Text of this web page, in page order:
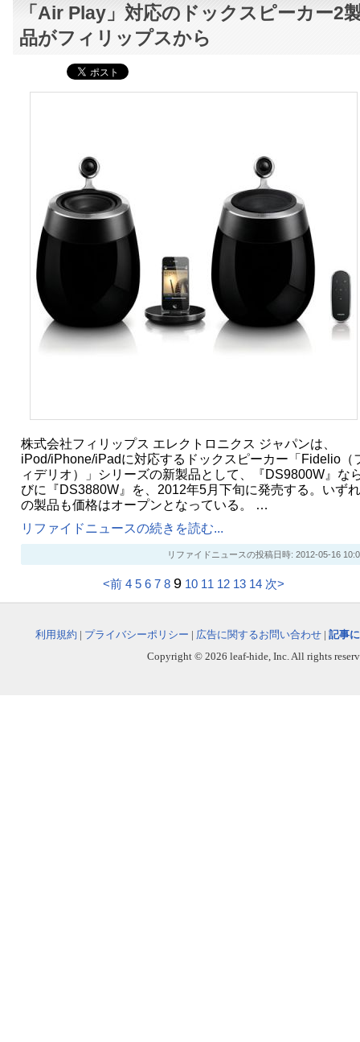
「Air Play」対応のドックスピーカー2
品がフィリップスから
株式会社フィリップス エレクトロニクス ジャパンは、
iPod/iPhone/iPadに対応するドックスピーカー「Fidelio（
ィデリオ）」シリーズの新製品として、『DS9800W』な
びに『DS3880W』を、2012年5月下旬に発売する。いずれ
の製品も価格はオープンとなっている。 …
リファイドニュースの続きを読む...
リファイドニュースの投稿日時: 2012-05-16
<前 4 5 6 7 8 9 10 11 12 13 14 次>
利用規約 | プライバシーポリシー | 広告に関するお問い合わせ | 記事
Copyright © 2026 leaf-hide, Inc. All rights